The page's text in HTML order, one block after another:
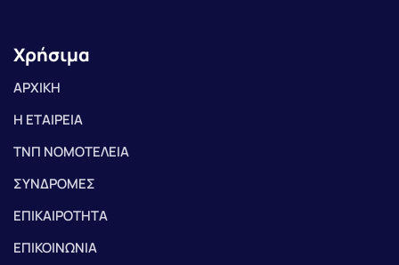
Χρήσιμα
ΑΡΧΙΚΗ
Η ΕΤΑΙΡΕΙΑ
ΤΝΠ ΝΟΜΟΤΕΛΕΙΑ
ΣΥΝΔΡΟΜΕΣ
ΕΠΙΚΑΙΡΟΤΗΤΑ
ΕΠΙΚΟΙΝΩΝΙΑ